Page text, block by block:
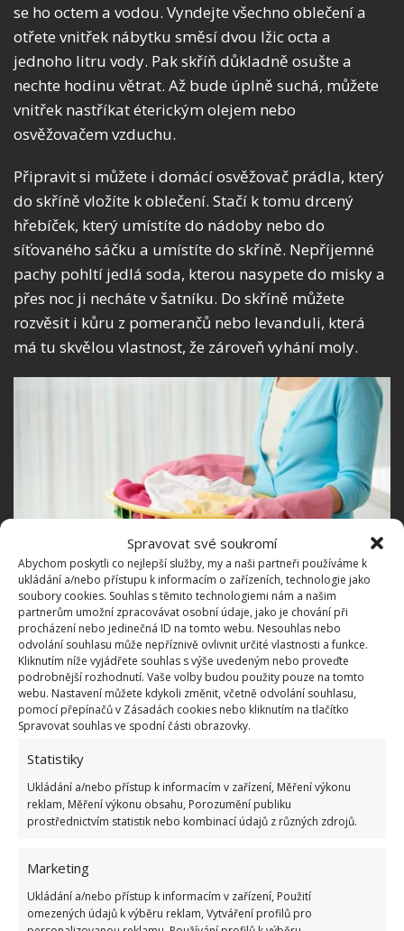
Spravovat své soukromí
Abychom poskytli co nejlepší služby, my a naši partneři používáme k
ukládání a/nebo přístupu k informacím o zařízeních, technologie jako
soubory cookies. Souhlas s těmito technologiemi nám a našim
partnerům umožní zpracovávat osobní údaje, jako je chování při
procházení nebo jedinečná ID na tomto webu. Nesouhlas nebo
odvolání souhlasu může nepříznivě ovlivnit určité vlastnosti a funkce.
Kliknutím níže vyjádřete souhlas s výše uvedeným nebo proveďte
podrobnější rozhodnutí. Vaše volby budou použity pouze na tomto
webu. Nastavení můžete kdykoli změnit, včetně odvolání souhlasu,
pomocí přepínačů v Zásadách cookies nebo kliknutím na tlačítko
Spravovat souhlas ve spodní části obrazovky.
Statistiky
Ukládání a/nebo přístup k informacím v zařízení, Měření výkonu
reklam, Měření výkonu obsahu, Porozumění publiku
prostřednictvím statistik nebo kombinací údajů z různých zdrojů.
Marketing
Ukládání a/nebo přístup k informacím v zařízení, Použití
omezených údajů k výběru reklam, Vytváření profilů pro
se ho octem a vodou. Vyndejte všechno oblečení a
otřete vnitřek nábytku směsí dvou lžic octa a
jednoho litru vody. Pak skříň důkladně osušte a
nechte hodinu větrat. Až bude úplně suchá, můžete
vnitřek nastříkat éterickým olejem nebo
osvěžovačem vzduchu.
Připravit si můžete i domácí osvěžovač prádla, který
do skříně vložíte k oblečení. Stačí k tomu drcený
hřebíček, který umístíte do nádoby nebo do
síťovaného sáčku a umístíte do skříně. Nepříjemné
pachy pohltí jedlá soda, kterou nasypete do misky a
přes noc ji necháte v šatníku. Do skříně můžete
rozvěsit i kůru z pomerančů nebo levanduli, která
má tu skvělou vlastnost, že zároveň vyhání moly.
Fotografie: Freepik
Oblečení vyperte
Pokud už plíseň napadla oblečení, co nejdříve ho
vymáchejte, vyměňte ocet za nový a opět nechte
odmočit až do večera. Pak oblečení vyperte na
dlouhý program a při nejvyšší teplotě, jakou daný
skříň otevřenou, aby větrala. Oblíbené jsou také
kovové stojany a věšáky na oblečení, kterými mnoho
lidí klasickou skříň nahrazuje.